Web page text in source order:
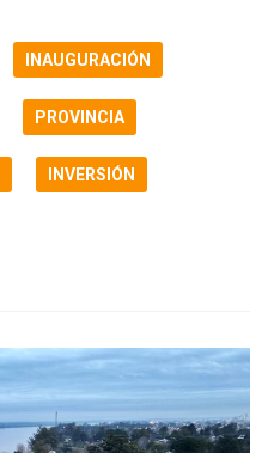
INAUGURACIÓN
PROVINCIA
INVERSIÓN